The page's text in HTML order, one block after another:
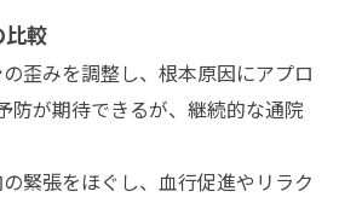
比較
歪みを調整し、根本原因にアプロ
防が期待できるが、継続的な通院
緊張をほぐし、血行促進やリラク